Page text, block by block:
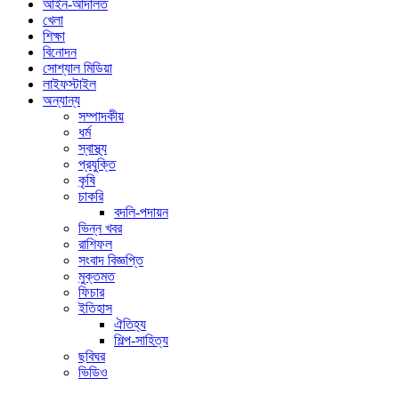
আইন-আদালত
খেলা
শিক্ষা
বিনোদন
সোশ্যাল মিডিয়া
লাইফস্টাইল
অন্যান্য
সম্পাদকীয়
ধর্ম
স্বাস্থ্য
প্রযুক্তি
কৃষি
চাকরি
বদলি-পদায়ন
ভিন্ন খবর
রাশিফল
সংবাদ বিজ্ঞপ্তি
মুক্তমত
ফিচার
ইতিহাস
ঐতিহ্য
শিল্প-সাহিত্য
ছবিঘর
ভিডিও